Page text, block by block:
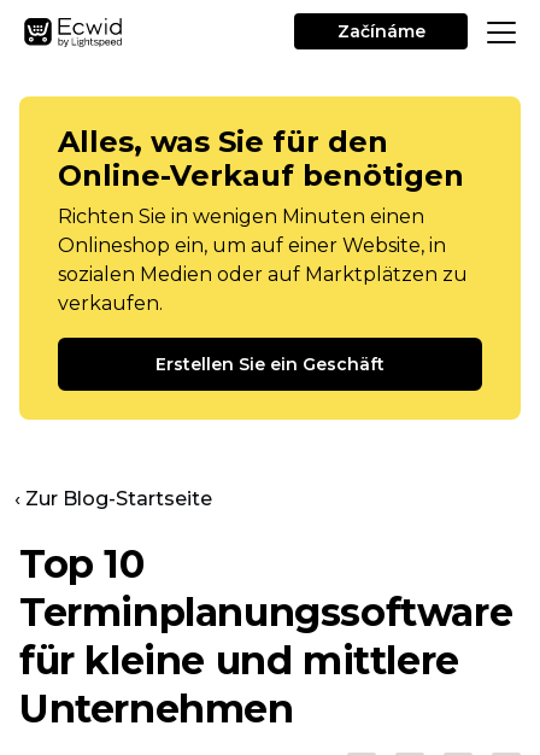
Začínáme
Alles, was Sie für den
Online-Verkauf benötigen
Richten Sie in wenigen Minuten einen
Onlineshop ein, um auf einer Website, in
sozialen Medien oder auf Marktplätzen zu
verkaufen.
Erstellen Sie ein Geschäft
‹ Zur Blog-Startseite
Top 10
Terminplanungssoftware
für kleine und mittlere
Unternehmen